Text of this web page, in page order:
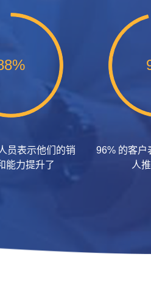
员表示他们的销
能力提升了
96% 的客户
人